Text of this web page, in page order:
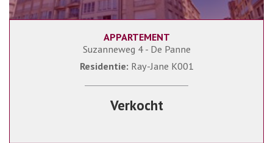
31 m² 1
APPARTEMENT
Suzanneweg 4 - De Panne
Residentie: Ray-Jane K001
Verkocht